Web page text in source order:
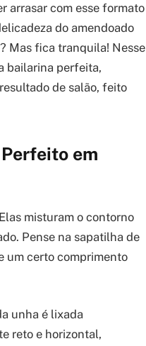
arrasar com esse formato
do amendoado
Mas fica tranquila! Nesse
bailarina perfeita,
de salão, feito
em
misturam o contorno
Pense na sapatilha de
um certo comprimento
unha é lixada
reto e horizontal,